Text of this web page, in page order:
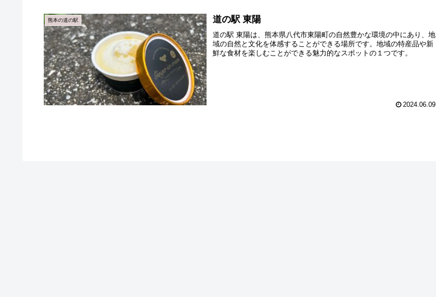
熊本の道の駅 道の駅 東陽
道の駅 東陽は、熊本県八代市東陽町の自然豊かな環境の中にあり、地
域の自然と文化を体感することができる場所です。地域の特産品や新
鮮な食材を楽しむことができる魅力的なスポットの１つです。
2024.06.09